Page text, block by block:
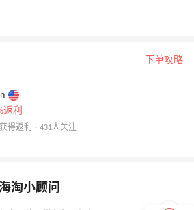
下单攻略
返利
得返利 · 431人关注
海淘小顾问